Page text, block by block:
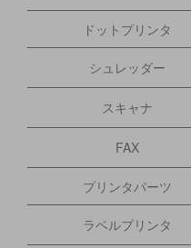
ドットプリンタ
シュレッダー
スキャナ
FAX
プリンタパーツ
ラベルプリンタ